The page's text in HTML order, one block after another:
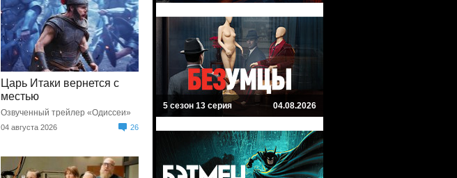
Царь Итаки вернется с
местью
Озвученный трейлер «Одиссеи»
04 августа 2026 26
5 сезон 13 серия 04.08.2026